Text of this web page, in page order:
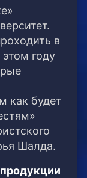
в
году
как будет
Шалда.